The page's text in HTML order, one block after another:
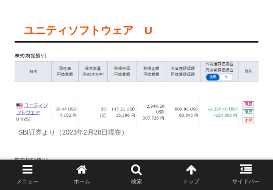
ユニティソフトウェア U
SBI証券より（2023年2月28日現在）
メニュー ホーム 検索 トップ サイドバー